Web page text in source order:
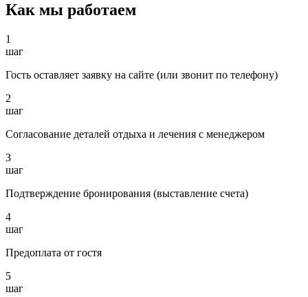
Как мы работаем
1
шаг
Гость оставляет заявку на сайте (или звонит по телефону)
2
шаг
Согласование деталей отдыха и лечения с менеджером
3
шаг
Подтверждение бронирования (выставление счета)
4
шаг
Предоплата от гостя
5
шаг